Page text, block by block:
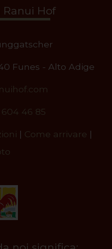
Ranui Hof
Funes - Alto Adige
604 46 85
| Come arrivare |